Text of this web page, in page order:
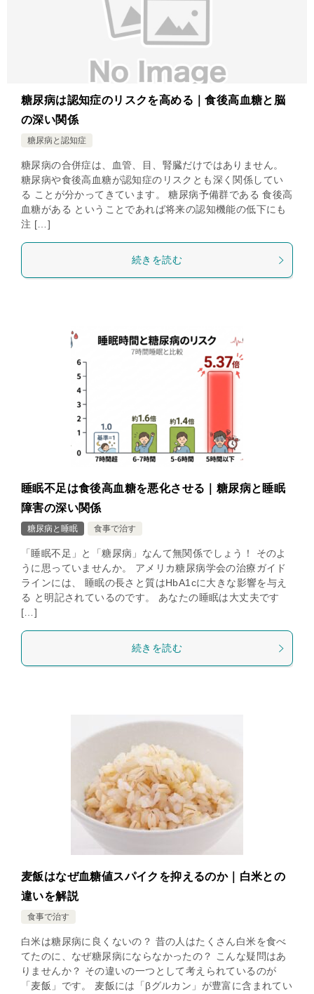
糖尿病は認知症のリスクを高める｜食後高血糖と脳
の深い関係
糖尿病と認知症
糖尿病の合併症は、血管、目、腎臓だけではありません。
糖尿病や食後高血糖が認知症のリスクとも深く関係してい
る ことが分かってきています。 糖尿病予備群である 食後高
血糖がある ということであれば将来の認知機能の低下にも
注 […]
続きを読む
睡眠不足は食後高血糖を悪化させる｜糖尿病と睡眠
障害の深い関係
糖尿病と睡眠 食事で治す
「睡眠不足」と「糖尿病」なんて無関係でしょう！ そのよ
うに思っていませんか。 アメリカ糖尿病学会の治療ガイド
ラインには、 睡眠の長さと質はHbA1cに大きな影響を与え
る と明記されているのです。 あなたの睡眠は大丈夫です
[…]
続きを読む
麦飯はなぜ血糖値スパイクを抑えるのか｜白米との
違いを解説
食事で治す
白米は糖尿病に良くないの？ 昔の人はたくさん白米を食べ
てたのに、なぜ糖尿病にならなかったの？ こんな疑問はあ
りませんか？ その違いの一つとして考えられているのが
「麦飯」です。 麦飯には「βグルカン」が豊富に含まれてい